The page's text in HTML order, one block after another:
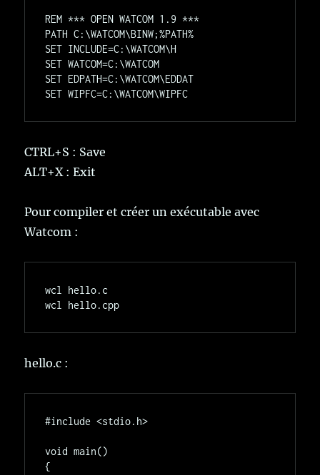
REM *** OPEN WATCOM 1.9 ***
PATH C:\WATCOM\BINW;%PATH%
SET INCLUDE=C:\WATCOM\H
SET WATCOM=C:\WATCOM
SET EDPATH=C:\WATCOM\EDDAT
CTRL+S : Save
ALT+X : Exit
Pour compiler et créer un exécutable avec
Watcom :
wcl hello.c
hello.c :
#include <stdio.h>
void main()
{